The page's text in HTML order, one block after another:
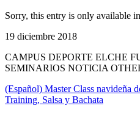
Sorry, this entry is only available
19 diciembre 2018
CAMPUS DEPORTE ELCHE
SEMINARIOS NOTICIA
(Español) Master Class navideña
Training, Salsa y Bachata